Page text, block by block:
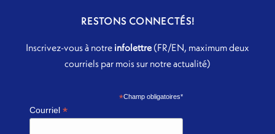
RESTONS CONNECTÉS!
Inscrivez-vous à notre infolettre(FR/EN, maximum deux
courriels par mois sur notre actualité)
*Champ obligatoires*
Courriel*